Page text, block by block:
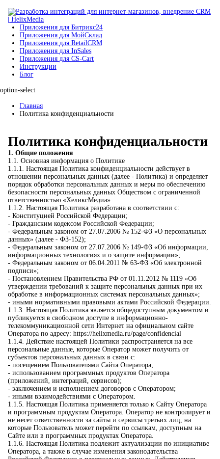
Приложения для Битрикс24
Приложения для МойСклад
Приложения для RetailCRM
Приложения для InSales
Приложения для CS-Cart
Инструкции
Блог
option-select
Главная
Политика конфиденциальности
Политика конфиденциальности
1. Общие положения
1.1. Основная информация о Политике
1.1.1. Настоящая Политика конфиденциальности действует в
отношении персональных данных (далее - Политика) и определяет
порядок обработки персональных данных и меры по обеспечению
безопасности персональных данных Обществом с ограниченной
ответственностью «ХеликсМедиа».
1.1.2. Настоящая Политика разработана в соответствии с:
- Конституцией Российской Федерации;
- Гражданским кодексом Российской Федерации;
- Федеральным законом от 27.07.2006 № 152-ФЗ «О персональных
данных» (далее - ФЗ-152);
- Федеральным законом от 27.07.2006 № 149-ФЗ «Об информации,
информационных технологиях и о защите информации»;
- Федеральным законом от 06.04.2011 № 63-ФЗ «Об электронной
подписи»;
- Постановлением Правительства РФ от 01.11.2012 № 1119 «Об
утверждении требований к защите персональных данных при их
обработке в информационных системах персональных данных»;
- иными нормативными правовыми актами Российской Федерации.
1.1.3. Настоящая Политика является общедоступным документом и
публикуется в свободном доступе в информационно-
телекоммуникационной сети Интернет на официальном сайте
Оператора по адресу: https://helixmedia.ru/page/confidencial
1.1.4. Действие настоящей Политики распространяется на все
персональные данные, которые Оператор может получить от
субъектов персональных данных в связи с:
- посещением Пользователями Сайта Оператора;
- использованием программных продуктов Оператора
(приложений, интеграций, сервисов);
- заключением и исполнением договоров с Оператором;
- иными взаимодействиями с Оператором.
1.1.5. Настоящая Политика применяется только к Сайту Оператора
и программным продуктам Оператора. Оператор не контролирует и
не несет ответственности за сайты и сервисы третьих лиц, на
которые Пользователь может перейти по ссылкам, доступным на
Сайте или в программных продуктах Оператора.
1.1.6. Настоящая Политика подлежит актуализации по инициативе
Оператора, а также в случае изменения законодательства